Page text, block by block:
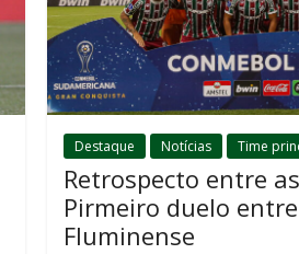
Destaque Notícias Time
Retrospecto entre
Pirmeiro duelo entre
Fluminense